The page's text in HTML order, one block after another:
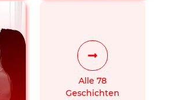
Alle 78
Geschichten